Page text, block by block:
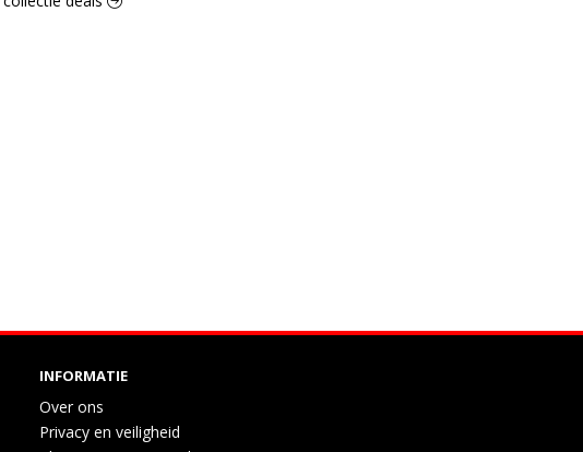
INFORMATIE
Over ons
Privacy en veiligheid